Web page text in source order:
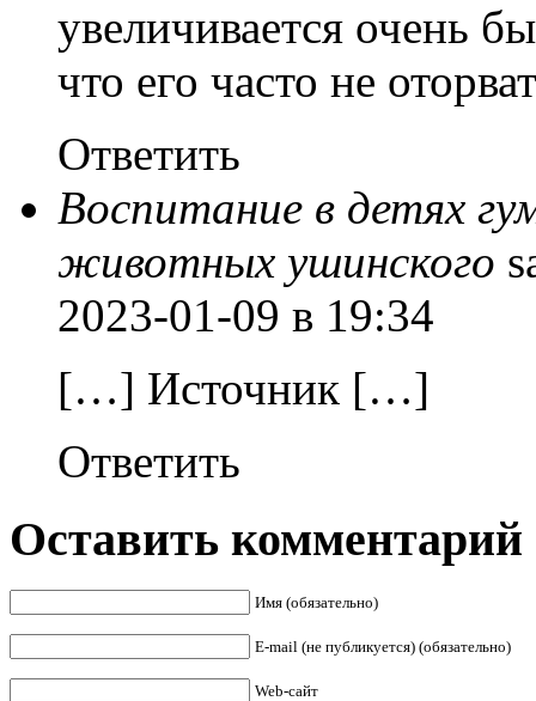
увеличивается очень
что его часто не
Ответить
Воспитание в детях
животных ушинского
2023-01-09 в 19:34
[…] Источник […]
Ответить
Оставить комментарий
Имя (обязательно)
E-mail (не публикуется) (обязательно)
Web-сайт